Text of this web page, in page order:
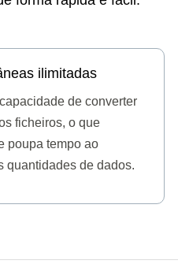
ilimitadas
de converter
ficheiros, o que
poupa tempo ao
quantidades de dados.